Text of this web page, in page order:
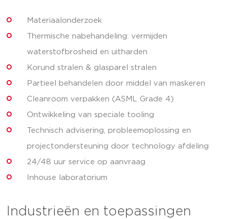
Materiaalonderzoek
Thermische nabehandeling: vermijden
waterstofbrosheid en uitharden
Korund stralen & glasparel stralen
Partieel behandelen door middel van maskeren
Cleanroom verpakken (ASML Grade 4)
Ontwikkeling van speciale tooling
Technisch advisering, probleemoplossing en
projectondersteuning door technology afdeling
24/48 uur service op aanvraag
Inhouse laboratorium
Industrieën en toepassingen